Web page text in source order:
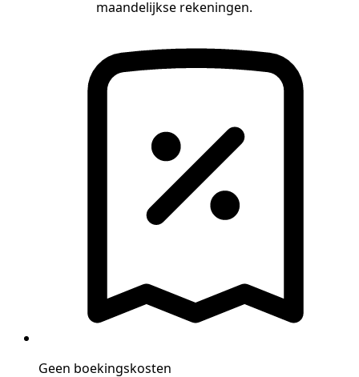
maandelijkse rekeningen.
Geen boekingskosten